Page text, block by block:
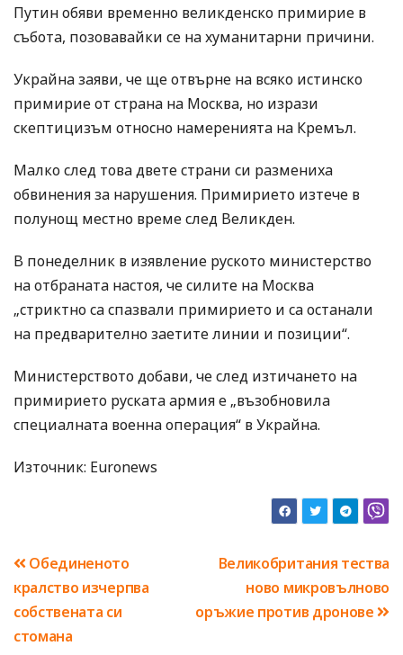
Путин обяви временно великденско примирие в
събота, позовавайки се на хуманитарни причини.
Украйна заяви, че ще отвърне на всяко истинско
примирие от страна на Москва, но изрази
скептицизъм относно намеренията на Кремъл.
Малко след това двете страни си размениха
обвинения за нарушения. Примирието изтече в
полунощ местно време след Великден.
В понеделник в изявление руското министерство
на отбраната настоя, че силите на Москва
„стриктно са спазвали примирието и са останали
на предварително заетите линии и позиции“.
Министерството добави, че след изтичането на
примирието руската армия е „възобновила
специалната военна операция“ в Украйна.
Източник: Euronews
Навигация
Великобритания тества
ново микровълново
оръжие против дронове
Обединеното
кралство изчерпва
собствената си
стомана